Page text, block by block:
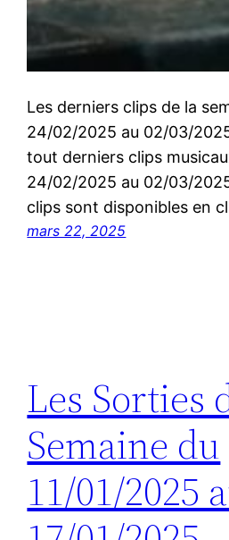
Les derniers clips de la
24/02/2025 au 02/03/
tout derniers clips
24/02/2025 au 02/03/
clips sont disponibles en
mars 22, 2025
Les Sorties
Semaine du
11/01/2025